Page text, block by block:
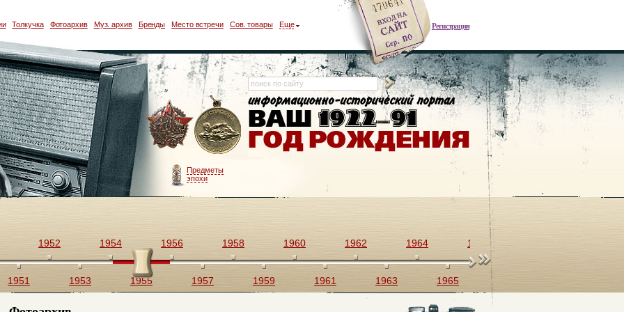
Регистрация
Толкучка Фотоархив Муз. архив Бренды Место встречи Сов. товары Еще
Предметы
эпохи
1951
1952
1953
1954
1955
1956
1957
1958
1959
1960
1961
1962
1963
1964
1965
1966